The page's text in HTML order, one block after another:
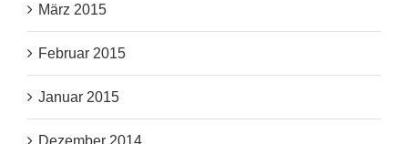
März 2015
Februar 2015
Januar 2015
Dezember 2014